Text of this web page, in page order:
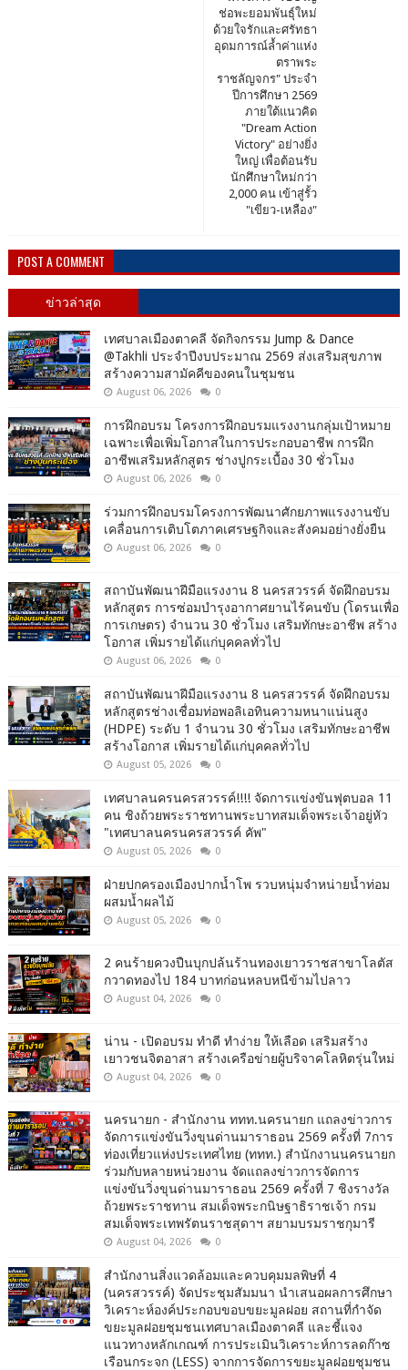
ช่อพะยอมพันธุ์ใหม่
ด้วยใจรักและศรัทธา
อุดมการณ์ล้ำค่าแห่ง
ตราพระ
ราชลัญจกร" ประจำ
ปีการศึกษา 2569
ภายใต้แนวคิด
"Dream Action
Victory" อย่างยิ่ง
ใหญ่ เพื่อต้อนรับ
นักศึกษาใหม่กว่า
2,000 คน เข้าสู่รั้ว
"เขียว-เหลือง"
POST A COMMENT
ข่าวล่าสุด
เทศบาลเมืองตาคลี จัดกิจกรรม Jump & Dance
@Takhli ประจำปีงบประมาณ 2569 ส่งเสริมสุขภาพ
สร้างความสามัคคีของคนในชุมชน
August 06, 2026 0
การฝึกอบรม โครงการฝึกอบรมแรงงานกลุ่มเป้าหมาย
เฉพาะเพื่อเพิ่มโอกาสในการประกอบอาชีพ การฝึก
อาชีพเสริมหลักสูตร ช่างปูกระเบื้อง 30 ชั่วโมง
August 06, 2026 0
ร่วมการฝึกอบรมโครงการพัฒนาศักยภาพแรงงานขับ
เคลื่อนการเติบโตภาคเศรษฐกิจและสังคมอย่างยั่งยืน
August 06, 2026 0
สถาบันพัฒนาฝีมือแรงงาน 8 นครสวรรค์ จัดฝึกอบรม
หลักสูตร การซ่อมบำรุงอากาศยานไร้คนขับ (โดรนเพื่อ
การเกษตร) จำนวน 30 ชั่วโมง เสริมทักษะอาชีพ สร้าง
โอกาส เพิ่มรายได้แก่บุคคลทั่วไป
August 06, 2026 0
สถาบันพัฒนาฝีมือแรงงาน 8 นครสวรรค์ จัดฝึกอบรม
หลักสูตรช่างเชื่อมท่อพอลิเอทินความหนาแน่นสูง
(HDPE) ระดับ 1 จำนวน 30 ชั่วโมง เสริมทักษะอาชีพ
สร้างโอกาส เพิ่มรายได้แก่บุคคลทั่วไป
August 05, 2026 0
เทศบาลนครนครสวรรค์!!!! จัดการแข่งขันฟุตบอล 11
คน ชิงถ้วยพระราชทานพระบาทสมเด็จพระเจ้าอยู่หัว
"เทศบาลนครนครสวรรค์ คัพ"
August 05, 2026 0
ฝ่ายปกครองเมืองปากน้ำโพ รวบหนุ่มจำหน่ายน้ำท่อม
ผสมน้ำผลไม้
August 05, 2026 0
2 คนร้ายควงปืนบุกปล้นร้านทองเยาวราชสาขาโลตัส
กวาดทองไป 184 บาทก่อนหลบหนีข้ามไปลาว
August 04, 2026 0
น่าน - เปิดอบรม ทำดี ทำง่าย ให้เลือด เสริมสร้าง
เยาวชนจิตอาสา สร้างเครือข่ายผู้บริจาคโลหิตรุ่นใหม่
August 04, 2026 0
นครนายก - สำนักงาน ททท.นครนายก แถลงข่าวการ
จัดการแข่งขันวิ่งขุนด่านมาราธอน 2569 ครั้งที่ 7การ
ท่องเที่ยวแห่งประเทศไทย (ททท.) สำนักงานนครนายก
ร่วมกับหลายหน่วยงาน จัดแถลงข่าวการจัดการ
แข่งขันวิ่งขุนด่านมาราธอน 2569 ครั้งที่ 7 ชิงรางวัล
ถ้วยพระราชทาน สมเด็จพระกนิษฐาธิราชเจ้า กรม
สมเด็จพระเทพรัตนราชสุดาฯ สยามบรมราชกุมารี
August 04, 2026 0
สำนักงานสิ่งแวดล้อมและควบคุมมลพิษที่ 4
(นครสวรรค์) จัดประชุมสัมมนา นำเสนอผลการศึกษา
วิเคราะห์องค์ประกอบขอบขยะมูลฝอย สถานที่กำจัด
ขยะมูลฝอยชุมชนเทศบาลเมืองตาคลี และชี้แจง
แนวทางหลักเกณฑ์ การประเมินวิเคราะห์การลดก๊าซ
เรือนกระจก (LESS) จากการจัดการขยะมูลฝอยชุมชน